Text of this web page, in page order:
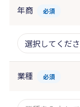
年商 必須
業種 必須